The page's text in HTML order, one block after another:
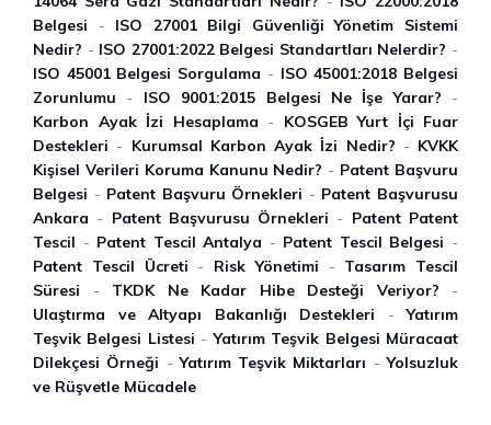
Belgesi - ISO 27001 Bilgi Güvenliği Yönetim Sistemi
Nedir? - ISO 27001:2022 Belgesi Standartları Nelerdir? -
ISO 45001 Belgesi Sorgulama - ISO 45001:2018 Belgesi
Zorunlumu - ISO 9001:2015 Belgesi Ne İşe Yarar? -
Karbon Ayak İzi Hesaplama - KOSGEB Yurt İçi Fuar
Destekleri - Kurumsal Karbon Ayak İzi Nedir? - KVKK
Kişisel Verileri Koruma Kanunu Nedir? - Patent Başvuru
Belgesi - Patent Başvuru Örnekleri - Patent Başvurusu
Ankara - Patent Başvurusu Örnekleri - Patent Patent
Tescil - Patent Tescil Antalya - Patent Tescil Belgesi -
Patent Tescil Ücreti - Risk Yönetimi - Tasarım Tescil
Süresi - TKDK Ne Kadar Hibe Desteği Veriyor? -
Ulaştırma ve Altyapı Bakanlığı Destekleri -Yatırım
Teşvik Belgesi Listesi -Yatırım Teşvik Belgesi Müracaat
Dilekçesi Örneği -Yatırım Teşvik Miktarları -Yolsuzluk
ve Rüşvetle Mücadele